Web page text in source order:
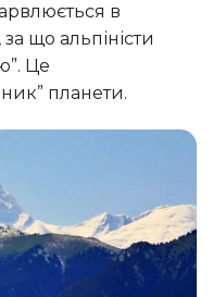
в
що альпіністи
Це
планети.